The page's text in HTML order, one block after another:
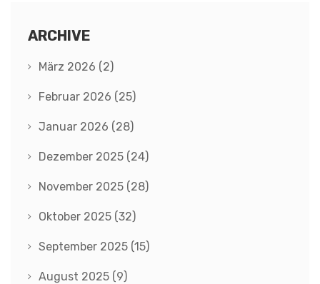
ARCHIVE
März 2026 (2)
Februar 2026 (25)
Januar 2026 (28)
Dezember 2025 (24)
November 2025 (28)
Oktober 2025 (32)
September 2025 (15)
August 2025 (9)